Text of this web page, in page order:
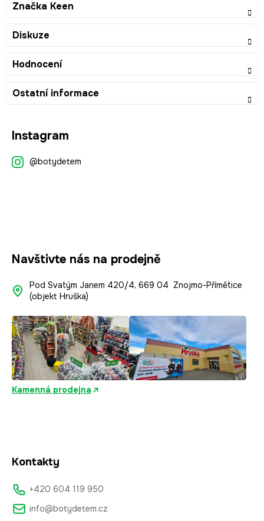
Značka Keen
Diskuze
Hodnocení
Ostatní informace
Instagram
@botydetem
Navštivte nás na prodejně
Pod Svatým Janem 420/4, 669 04 Znojmo-Přímětice
(objekt Hruška)
Kamenná prodejna
Kontakty
+420 604 119 950
info@botydetem.cz